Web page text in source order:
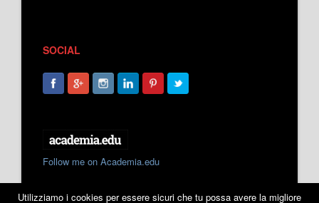
SOCIAL
Follow me on Academia.edu
Utilizziamo i cookies per essere sicuri che tu possa avere la migliore